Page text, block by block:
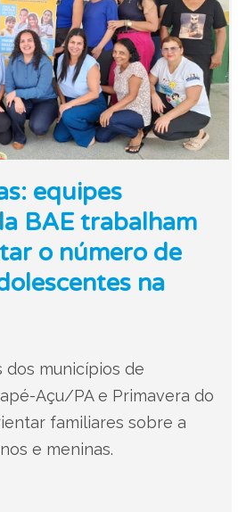
equipes
BAE trabalham
o número de
na
dos municípios de
Açu/PA e Primavera do
familiares sobre a
e meninas.